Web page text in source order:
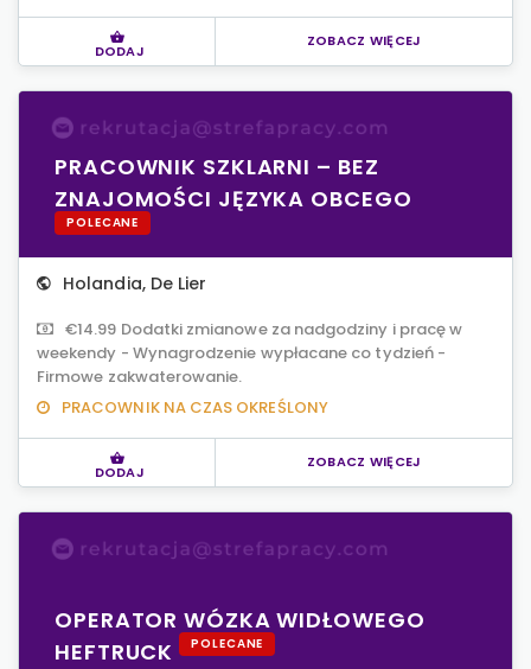
DODAJ
ZOBACZ WIĘCEJ
PRACOWNIK SZKLARNI – BEZ
ZNAJOMOŚCI JĘZYKA OBCEGO
POLECANE
Holandia, De Lier
€14.99 Dodatki zmianowe za nadgodziny i pracę w
weekendy - Wynagrodzenie wypłacane co tydzień -
Firmowe zakwaterowanie.
PRACOWNIK NA CZAS OKREŚLONY
DODAJ
ZOBACZ WIĘCEJ
OPERATOR WÓZKA WIDŁOWEGO
HEFTRUCK
POLECANE